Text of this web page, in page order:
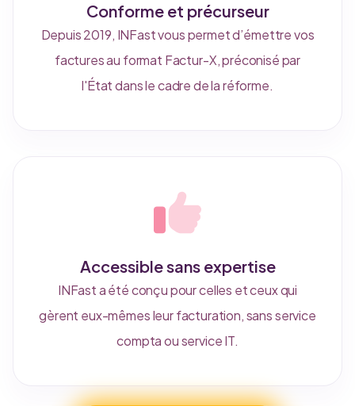
Conforme et précurseur
Depuis 2019, INFast vous permet d’émettre vos
factures au format Factur-X, préconisé par
l'État dans le cadre de la réforme.
Accessible sans expertise
INFast a été conçu pour celles et ceux qui
gèrent eux-mêmes leur facturation, sans service
compta ou service IT.